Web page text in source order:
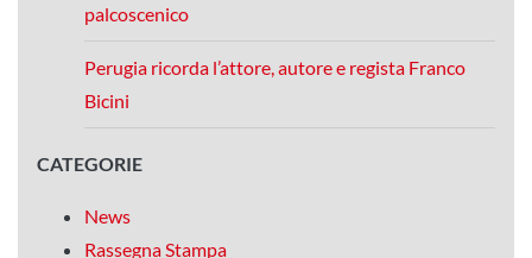
palcoscenico
Perugia ricorda l’attore, autore e regista Franco
Bicini
CATEGORIE
News
Rassegna Stampa